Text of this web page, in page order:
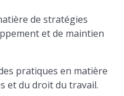
de stratégies
et de maintien
pratiques en matière
et du droit du travail.